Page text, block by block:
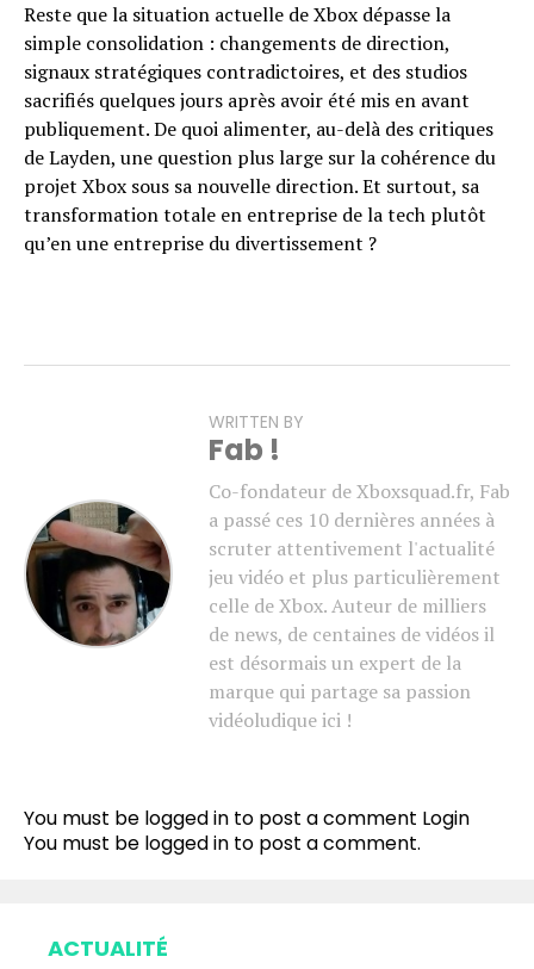
Reste que la situation actuelle de Xbox dépasse la
simple consolidation : changements de direction,
signaux stratégiques contradictoires, et des studios
sacrifiés quelques jours après avoir été mis en avant
publiquement. De quoi alimenter, au-delà des critiques
de Layden, une question plus large sur la cohérence du
projet Xbox sous sa nouvelle direction. Et surtout, sa
transformation totale en entreprise de la tech plutôt
qu’en une entreprise du divertissement ?
WRITTEN BY
Fab !
Co-fondateur de Xboxsquad.fr, Fab
a passé ces 10 dernières années à
scruter attentivement l'actualité
jeu vidéo et plus particulièrement
celle de Xbox. Auteur de milliers
de news, de centaines de vidéos il
est désormais un expert de la
marque qui partage sa passion
vidéoludique ici !
You must be logged in to post a comment Login
You must be logged in to post a comment.
ACTUALITÉ